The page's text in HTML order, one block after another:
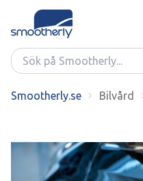
Smootherly.se Bilvård
;